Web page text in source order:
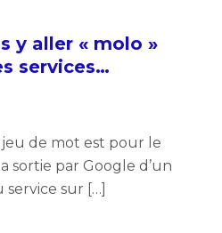
y aller « molo »
services…
jeu de mot est pour le
sortie par Google d’un
service sur […]